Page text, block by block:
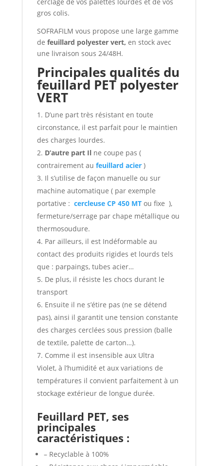
cerclage de vos palettes lourdes et de vos
gros colis.
SOFRAFILM vous propose une large gamme
de feuillard polyester vert, en stock avec
une livraison sous 24/48H.
Principales qualités du
feuillard PET polyester
VERT
D’une part très résistant en toute
circonstance, il est parfait pour le maintien
des charges lourdes.
D’autre part Il ne coupe pas (
contrairement au feuillard acier)
Il s’utilise de façon manuelle ou sur
machine automatique ( par exemple
portative : cercleuse CP 450 MTou fixe ),
fermeture/serrage par chape métallique ou
thermosoudure.
Par ailleurs, il est Indéformable au
contact des produits rigides et lourds tels
que : parpaings, tubes acier…
De plus, il résiste les chocs durant le
transport
Ensuite il ne s’étire pas (ne se détend
pas), ainsi il garantit une tension constante
des charges cerclées sous pression (balle
de textile, palette de carton…).
Comme il est insensible aux Ultra
Violet, à l’humidité et aux variations de
températures il convient parfaitement à un
stockage extérieur de longue durée.
Feuillard PET, ses
principales
caractéristiques :
– Recyclable à 100%